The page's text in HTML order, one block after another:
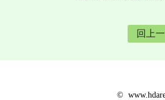
回上
©